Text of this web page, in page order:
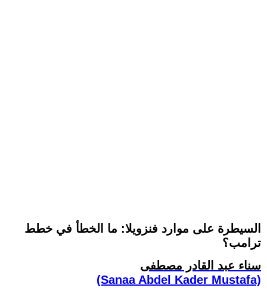
السيطرة على موارد فنزويلا: ما الخطأ في خطط
ترامب؟
سناء عبد القادر مصطفى
(Sanaa Abdel Kader Mustafa)